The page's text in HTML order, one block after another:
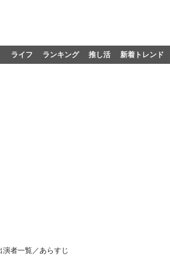
ライフ ランキング 推し活 新着トレンド
者一覧／あらすじ